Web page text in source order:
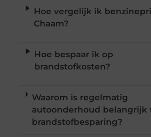
Hoe vergelijk ik
Chaam?
Hoe bespaar ik op
brandstofkosten?
Waarom is regelmatig
autoonderhoud belangrijk
brandstofbesparing?